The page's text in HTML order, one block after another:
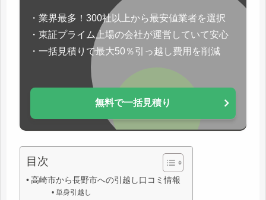
・業界最多！300社以上から最安値業者を選択
・東証プライム上場の会社が運営していて安心
・一括見積りで最大50％引っ越し費用を削減
無料で一括見積り
目次
高崎市から長野市への引越し口コミ情報
単身引越し